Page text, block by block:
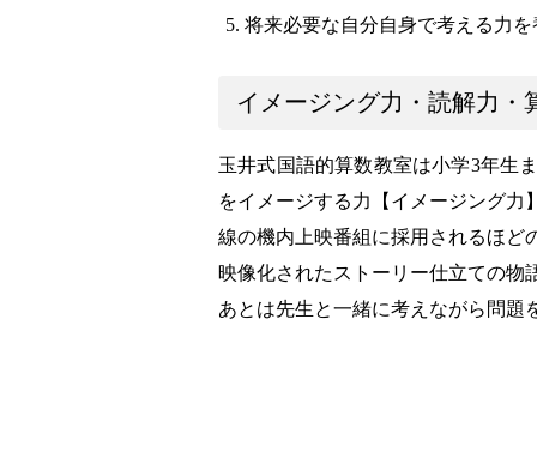
将来必要な自分自身で考える力を
イメージング力・読解力・
玉井式国語的算数教室は小学3年生
をイメージする力【イメージング力
線の機内上映番組に採用されるほど
映像化されたストーリー仕立ての物
あとは先生と一緒に考えながら問題